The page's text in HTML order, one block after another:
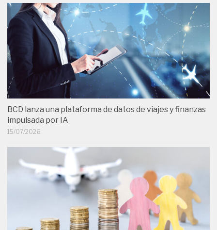
BCD lanza una plataforma de datos de viajes y finanzas
impulsada por IA
15/07/2026